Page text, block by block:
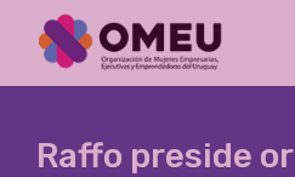
Raffo preside